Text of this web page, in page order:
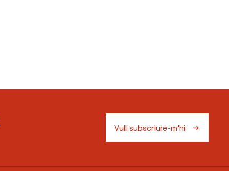
Vull subscriure-m'hi